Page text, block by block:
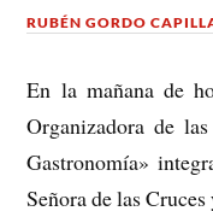
RUBÉN GORDO
En la mañana de
Organizadora de
Gastronomía»
Señora de las